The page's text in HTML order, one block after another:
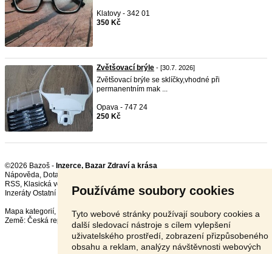
Používáme soubory cookies
Tyto webové stránky používají soubory cookies a
další sledovací nástroje s cílem vylepšení
uživatelského prostředí, zobrazení přizpůsobeného
obsahu a reklam, analýzy návštěvnosti webových
Klatovy - 342 01
350 Kč
Zvětšovací brýle - [30.7. 2026]
Zvětšovací brýle se sklíčky,vhodné při
permanentním mak ...
Opava - 747 24
250 Kč
©2026 Bazoš - Inzerce, Bazar Zdraví a krása
Nápověda, Dotazy
RSS,
Inzeráty Ostatní celkem:151676, za 24 hodin:3424
Mapa kategorií,
Nejvyhledávanější výrazy
Země: Česká republika ,Slovensko Polsko , Rakousko